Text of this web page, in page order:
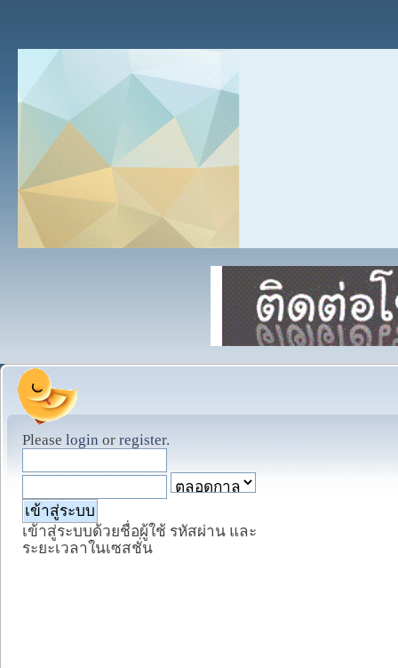
Please login or register.
เข้าสู่ระบบด้วยชื่อผู้ใช้ รหัสผ่าน และ
ระยะเวลาในเซสชั่น